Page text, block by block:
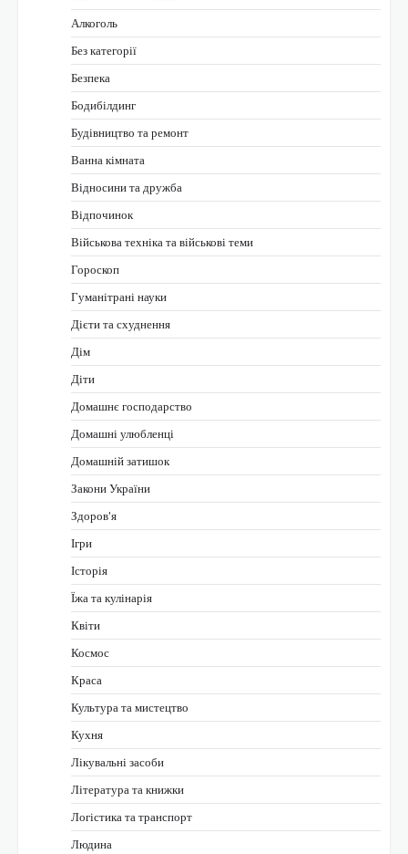
Алкоголь
Без категорії
Безпека
Бодибілдинг
Будівництво та ремонт
Ванна кімната
Відносини та дружба
Відпочинок
Військова техніка та військові теми
Гороскоп
Гуманітрані науки
Дієти та схуднення
Дім
Діти
Домашнє господарство
Домашні улюбленці
Домашній затишок
Закони України
Здоров'я
Ігри
Історія
Їжа та кулінарія
Квіти
Космос
Краса
Культура та мистецтво
Кухня
Лікувальні засоби
Література та книжки
Логістика та транспорт
Людина